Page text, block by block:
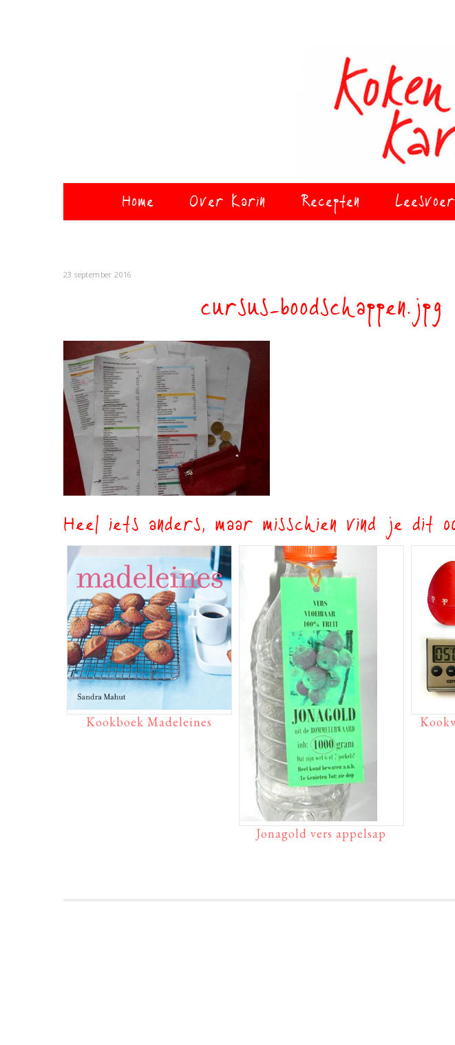
Home Over Karin Recepten Leesvoer
23 september 2016
cursus-boodschappen.jpg
Heel iets anders, maar misschien vind je dit
Kookboek Madeleines
Jonagold vers appelsap